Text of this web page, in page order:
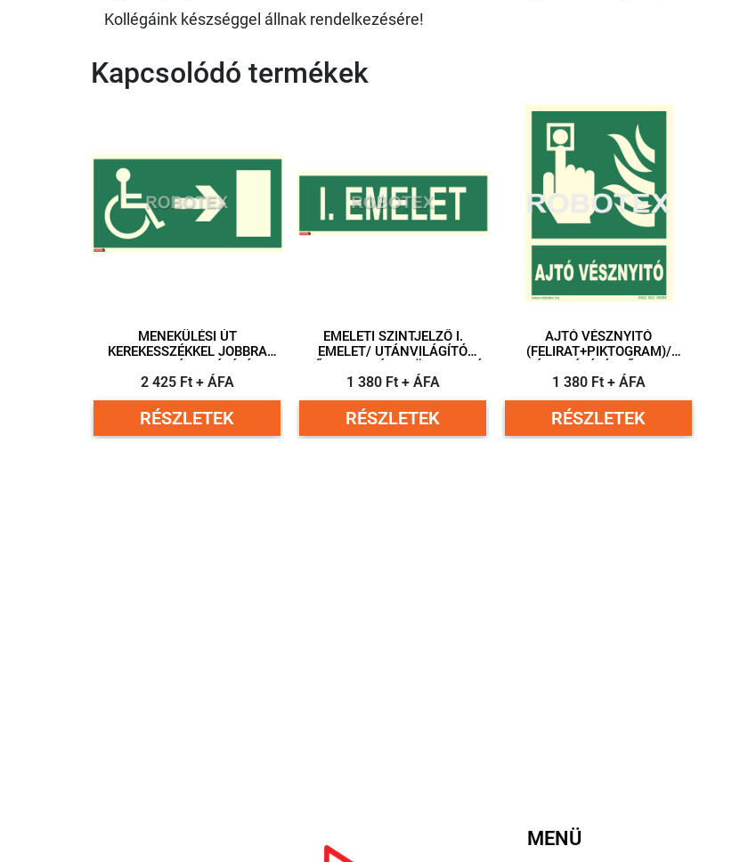
Kollégáink készséggel állnak rendelkezésére!
Kapcsolódó termékek
MENEKÜLÉSI ÚT
KEREKESSZÉKKEL JOBBRA
MŰANYAG TÁBLA ÖNTAPADÓ
HÁTTAL 300X150 MM
2 425 Ft + ÁFA
RÉSZLETEK
EMELETI SZINTJELZŐ I.
EMELET/ UTÁNVILÁGÍTÓ
HÁTTAL 300X100 MM
1 380 Ft + ÁFA
RÉSZLETEK
AJTÓ VÉSZNYITÓ
(FELIRAT+PIKTOGRAM)/
TÁBLA ÖNTAPADÓ HÁTTAL
150X200 MM
1 380 Ft + ÁFA
RÉSZLETEK
MENÜ